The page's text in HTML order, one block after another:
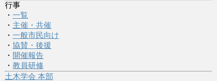
行事
・ 一覧
・ 主催・共催
・ 一般市民向け
・ 協賛・後援
・ 開催報告
・ 教員研修
土木学会 本部